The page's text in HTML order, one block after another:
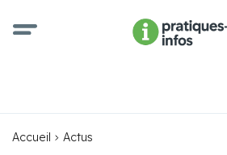
Accueil Actus